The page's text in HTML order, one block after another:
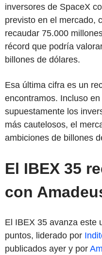
inversores de SpaceX
previsto en el mercado,
recaudar 75.000
récord que podría
billones de dólares.
Esa última cifra es un
encontramos. Incluso
supuestamente los
más cautelosos, el
ambiciones de billones
El IBEX 35
con
El IBEX 35 avanza este
puntos, liderado por
publicados ayer y por